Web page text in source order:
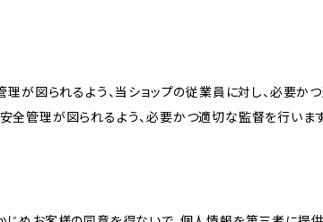
が図られるよう、当ショップの従業員に対し、必要か
管理が図られるよう、必要かつ適切な監督を行います